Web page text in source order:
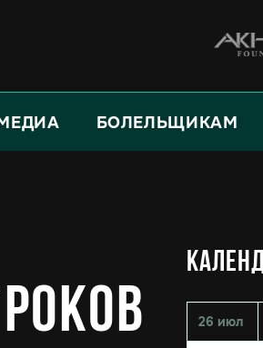
БОЛЕЛЬЩИКАМ
26 июл